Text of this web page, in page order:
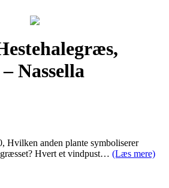
Nassella
Hvilken anden plante symboliserer
Hvert et vindpust… (Læs mere)